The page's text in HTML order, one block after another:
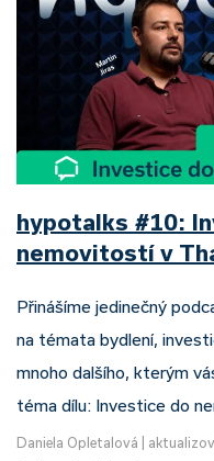
hypotalks #10:
nemovitostí v
Přinášíme jedinečný
na témata bydlení,
mnoho dalšího, kterým
téma dílu: Investice do
Daniela Opletalová